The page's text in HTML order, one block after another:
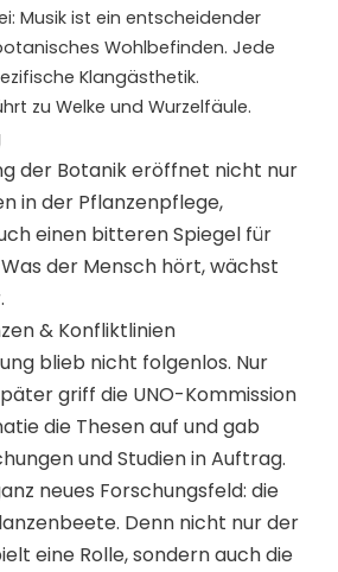
Musik ist ein entscheidender
Wohlbefinden. Jede
Klangästhetik.
zu Welke und Wurzelfäule.
der Botanik eröffnet nicht nur
in der Pflanzenpflege,
einen bitteren Spiegel für
der Mensch hört, wächst
& Konfliktlinien
blieb nicht folgenlos. Nur
griff die UNO-Kommission
die Thesen auf und gab
und Studien in Auftrag.
neues Forschungsfeld: die
Denn nicht nur der
eine Rolle, sondern auch die